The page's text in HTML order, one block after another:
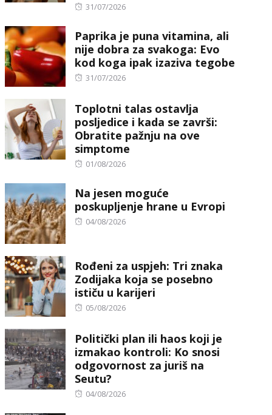
Posted
31/07/2026
Paprika je puna vitamina, ali
nije dobra za svakoga: Evo
kod koga ipak izaziva tegobe
Posted
31/07/2026
Toplotni talas ostavlja
posljedice i kada se završi:
Obratite pažnju na ove
simptome
Posted
01/08/2026
Na jesen moguće
poskupljenje hrane u Evropi
Posted
04/08/2026
Rođeni za uspjeh: Tri znaka
Zodijaka koja se posebno
ističu u karijeri
Posted
05/08/2026
Politički plan ili haos koji je
izmakao kontroli: Ko snosi
odgovornost za juriš na
Seutu?
Posted
04/08/2026